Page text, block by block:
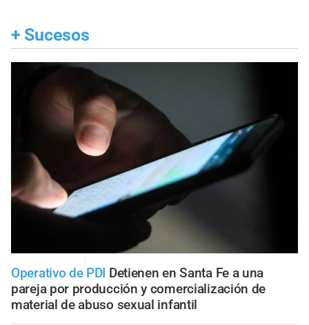
+ Sucesos
Operativo de PDI Detienen en Santa Fe a una
pareja por producción y comercialización de
material de abuso sexual infantil